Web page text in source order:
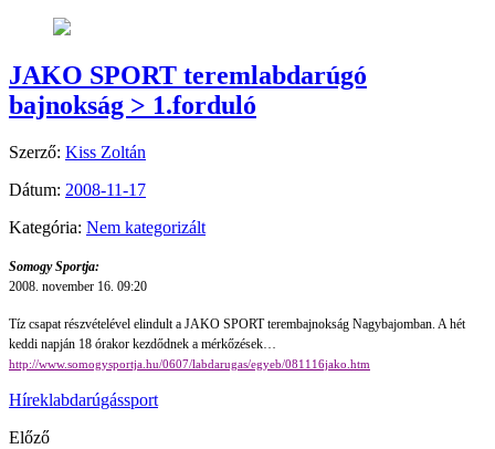
JAKO SPORT teremlabdarúgó
bajnokság > 1.forduló
Szerző: Kiss Zoltán
Dátum: 2008-11-17
Kategória: Nem kategorizált
Somogy Sportja:
2008. november 16. 09:20
Tíz csapat részvételével elindult a JAKO SPORT terembajnokság Nagybajomban. A hét
keddi napján 18 órakor kezdődnek a mérkőzések…
http://www.somogysportja.hu/0607/labdarugas/egyeb/081116jako.htm
Híreklabdarúgássport
Előző